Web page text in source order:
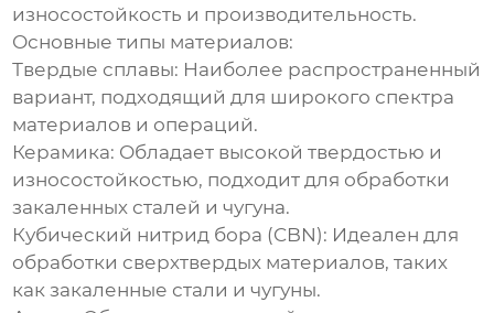
износостойкость и производительность.
Основные типы материалов:
Твердые сплавы: Наиболее распространенный
вариант, подходящий для широкого спектра
материалов и операций.
Керамика: Обладает высокой твердостью и
износостойкостью, подходит для обработки
закаленных сталей и чугуна.
Кубический нитрид бора (CBN): Идеален для
обработки сверхтвердых материалов, таких
как закаленные стали и чугуны.